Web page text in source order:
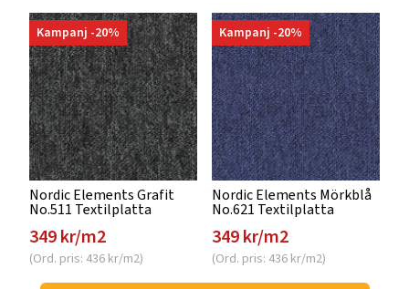
Kampanj -20%
Nordic Elements Grafit
No.511 Textilplatta
349 kr/m2
(Ord. pris: 436 kr/m2)
Kampanj -20%
Nordic Elements Mörkblå
No.621 Textilplatta
349 kr/m2
(Ord. pris: 436 kr/m2)